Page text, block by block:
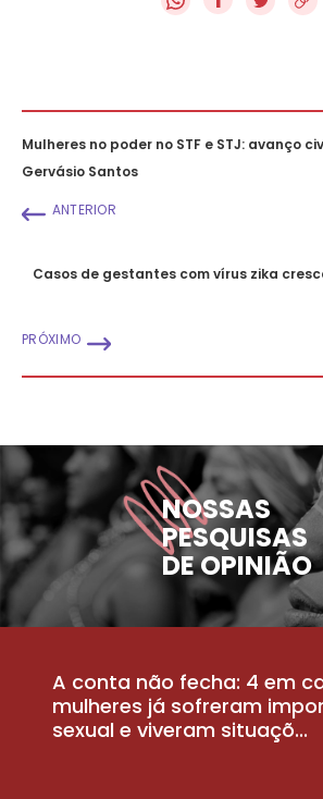
Mulheres no poder no STF e STJ: avanço
Gervásio Santos
ANTERIOR
Casos de gestantes com vírus zika
PRÓXIMO
NOSSAS
PESQUISAS
DE OPINIÃO
A conta não fecha: 4 em
mulheres já sofreram
sexual e viveram situaçõ...